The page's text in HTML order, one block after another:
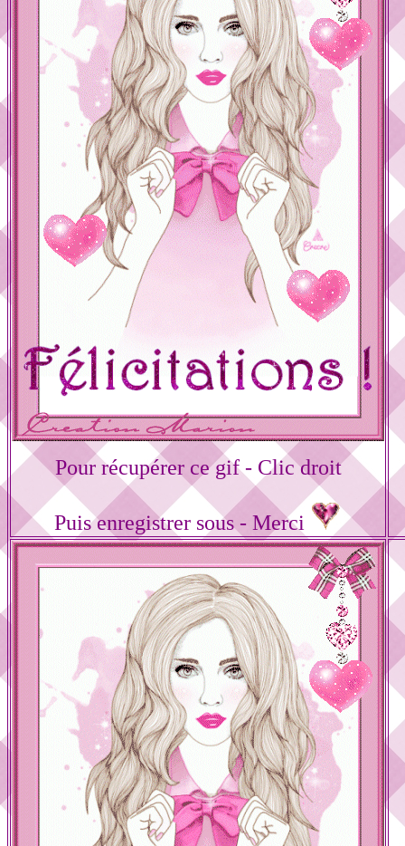
Pour récupérer ce gif - Clic droit
Puis enregistrer sous - Merci